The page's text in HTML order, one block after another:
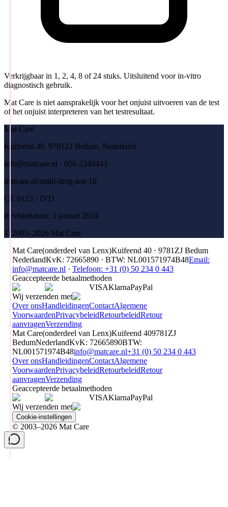
Verkrijgbaar in 1, 2, 4, 8 of 24 stuks. Uitsluitend voor in-vitro
diagnostisch gebruik.
Mat Care is niet aansprakelijk voor het onjuist uitvoeren van de test
of het onjuist interpreteren van het testresultaat.
Mat Care
Kuifeend 40, 9781ZJ Bedum, Nederland
info@matcare.nl · 050-2340443
matcare.nl/multi-drug-test-10
CE 0123 · IVD
Revisiedatum: 3 januari 2024
© 2003–2026 Mat Care
Mat Care(onderdeel van Lenx)Kuifeend 40 · 9781ZJ Bedum
NederlandKvK: 72665890 · BTW: NL001571974B48Email:
info@matcare.nl · Telefoon: +31 (0) 50 234 0 443
Geaccepteerde betaalmethoden
VISAKlarnaPayPal
Wij verzenden met
Over onsHandleidingenContactAlgemene
VoorwaardenPrivacybeleidRetourbeleidRetour
aanvragenVerzending
Mat Care(onderdeel van Lenx)Kuifeend 409781ZJ
BedumNederlandKvK: 72665890BTW:
NL001571974B48info@matcare.nl+31 (0) 50 234 0 443
Over onsHandleidingenContactAlgemene
VoorwaardenPrivacybeleidRetourbeleidRetour
aanvragenVerzending
Geaccepteerde betaalmethoden
VISAKlarnaPayPal
Wij verzenden met
Cookie-instellingen
© 2003–2026 Mat Care